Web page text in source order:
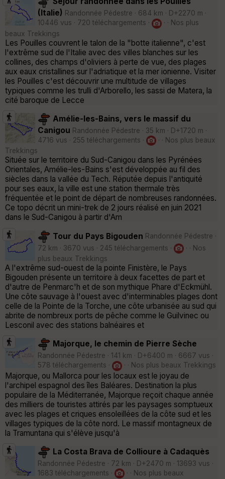
(Italie) Randonnée Pédestre · 684 km · D+2270 m ·
10446 vus · 720 téléchargements ·
· · Nos plus
beaux Trekkings
Les Pouilles couvrent le talon de la "botte italienne", c'est
l'extrême sud de l'Italie avec des villes blanches sur les
collines, des champs d'oliviers à perte de vue, des plages
aux eaux cristallines sur l'adriatique et la mer ionienne. Visiter
les Pouilles c'est découvrir une multitude de villages
typiques comme les trulli d'Arborello, les sassi de Matera, la
cité baroque de Lecce
Amélie-les-Bains, vers le massif du
Canigou Randonnée Pédestre · 35 km · D+1720 m ·
4716 vus · 255 téléchargements ·
· · Nos plus beaux
Trekkings
Située sur le territoire du Sud-Canigou dans les Pyrénées
Orientales, Amélie-les-Bains s'est développée au fil des
siècles dans la vallée du Tech. Réputée depuis l'antiquité
pour ses eaux, la ville est une station thermale très
fréquentée et le point de départ de nombreuses randonnées.
Ce topo décrit un mini-trek de 2 jours réalisé en juin 2021
dans le Sud-Canigou à partir d'Am
Tour du Pays Bigouden Randonnée Pédestre ·
72 km · 3670 vus · 245 téléchargements ·
· · Nos
plus beaux Trekkings
A l'extrême sud-ouest de la pointe Finistère, le Pays
Bigouden présente un territoire à deux facettes de part et
d'autre de Penmarc'h et de son mythique Phare d'Eckmühl.
Une côte sauvage à l'ouest avec d'interminables plages dont
celle de la Pointe de la Torche, une côte urbanisée au sud qui
abrite de nombreux ports de pêche comme le Guilvinec ou
Lesconil avec des stations balnéaires et
Majorque, le chemin de Pierre Sèche
Randonnée Pédestre · 141 km · D+6400 m · 6667 vus ·
578 téléchargements ·
· · Nos plus beaux Trekkings
Majorque, ou Mallorca pour les locaux est le joyau de
l'archipel espagnol des îles Baléares. Destination la plus
populaire de la Méditerranée, Majorque reçoit chaque année
des milliers de touristes attirés par les paysages somptueux
avec les plages et criques ensoleillées de la côte sud et les
villages typiques de la côte nord. Le massif montagneux de
la Tramuntana qui s'élève jusqu'à
La Costa Brava de Collioure à Cadaquès
Randonnée Pédestre · 72 km · D+2470 m · 13693 vus ·
1683 téléchargements ·
· · Nos plus beaux